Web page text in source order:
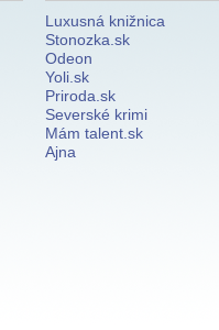
Luxusná knižnica
Stonozka.sk
Odeon
Yoli.sk
Priroda.sk
Severské krimi
Mám talent.sk
Ajna